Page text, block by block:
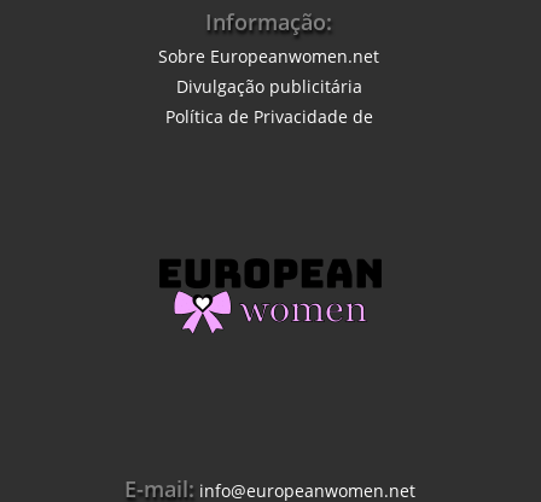
Informação:
Sobre Europeanwomen.net
Divulgação publicitária
Política de Privacidade de
E-mail: info@europeanwomen.net